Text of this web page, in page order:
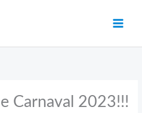
Carnaval 2023!!!